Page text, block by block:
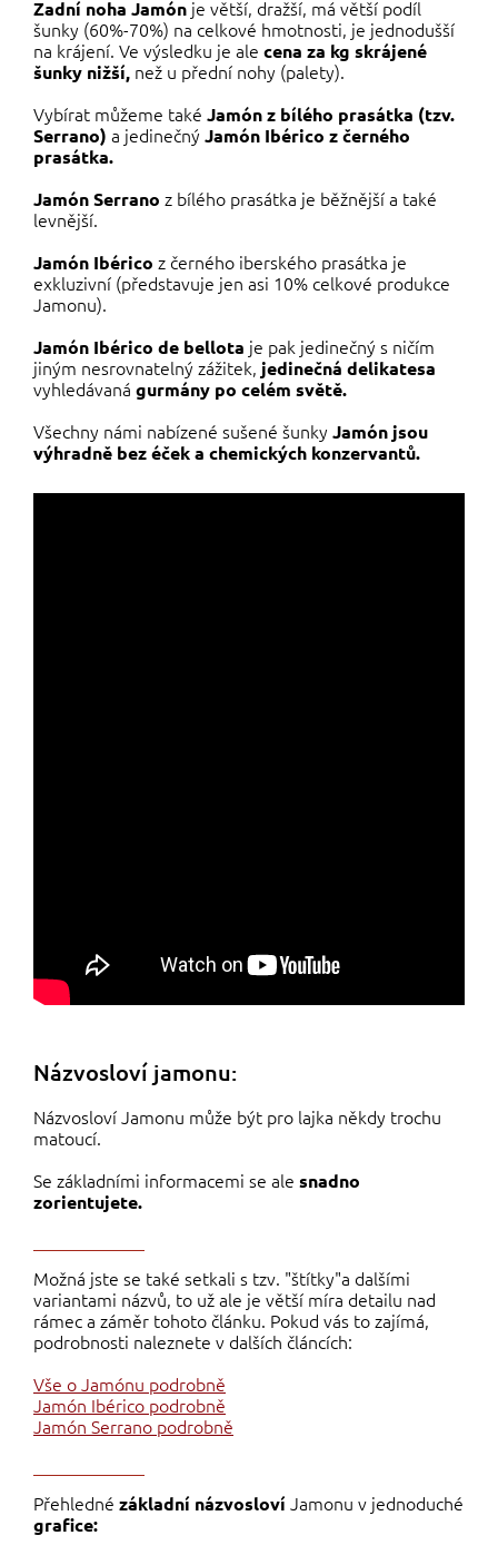
Zadní noha Jamón je větší, dražší, má větší podíl
šunky (60%-70%) na celkové hmotnosti, je jednodušší
na krájení. Ve výsledku je ale cena za kg skrájené
šunky nižší, než u přední nohy (palety).
Vybírat můžeme také Jamón z bílého prasátka (tzv.
Serrano) a jedinečný Jamón Ibérico z černého
prasátka.
Jamón Serrano z bílého prasátka je běžnější a také
levnější.
Jamón Ibérico z černého iberského prasátka je
exkluzivní (představuje jen asi 10% celkové produkce
Jamonu).
Jamón Ibérico de bellota je pak jedinečný s ničím
jiným nesrovnatelný zážitek, jedinečná delikatesa
vyhledávaná gurmány po celém světě.
Všechny námi nabízené sušené šunky Jamón jsou
výhradně bez éček a chemických konzervantů.
Názvosloví jamonu:
Názvosloví Jamonu může být pro lajka někdy trochu
matoucí.
Se základními informacemi se ale snadno
zorientujete.
Možná jste se také setkali s tzv. "štítky"a dalšími
variantami názvů, to už ale je větší míra detailu nad
rámec a záměr tohoto článku. Pokud vás to zajímá,
podrobnosti naleznete v dalších článcích:
Vše o Jamónu podrobně
Jamón Ibérico podrobně
Jamón Serrano podrobně
Přehledné základní názvosloví Jamonu v jednoduché
grafice: